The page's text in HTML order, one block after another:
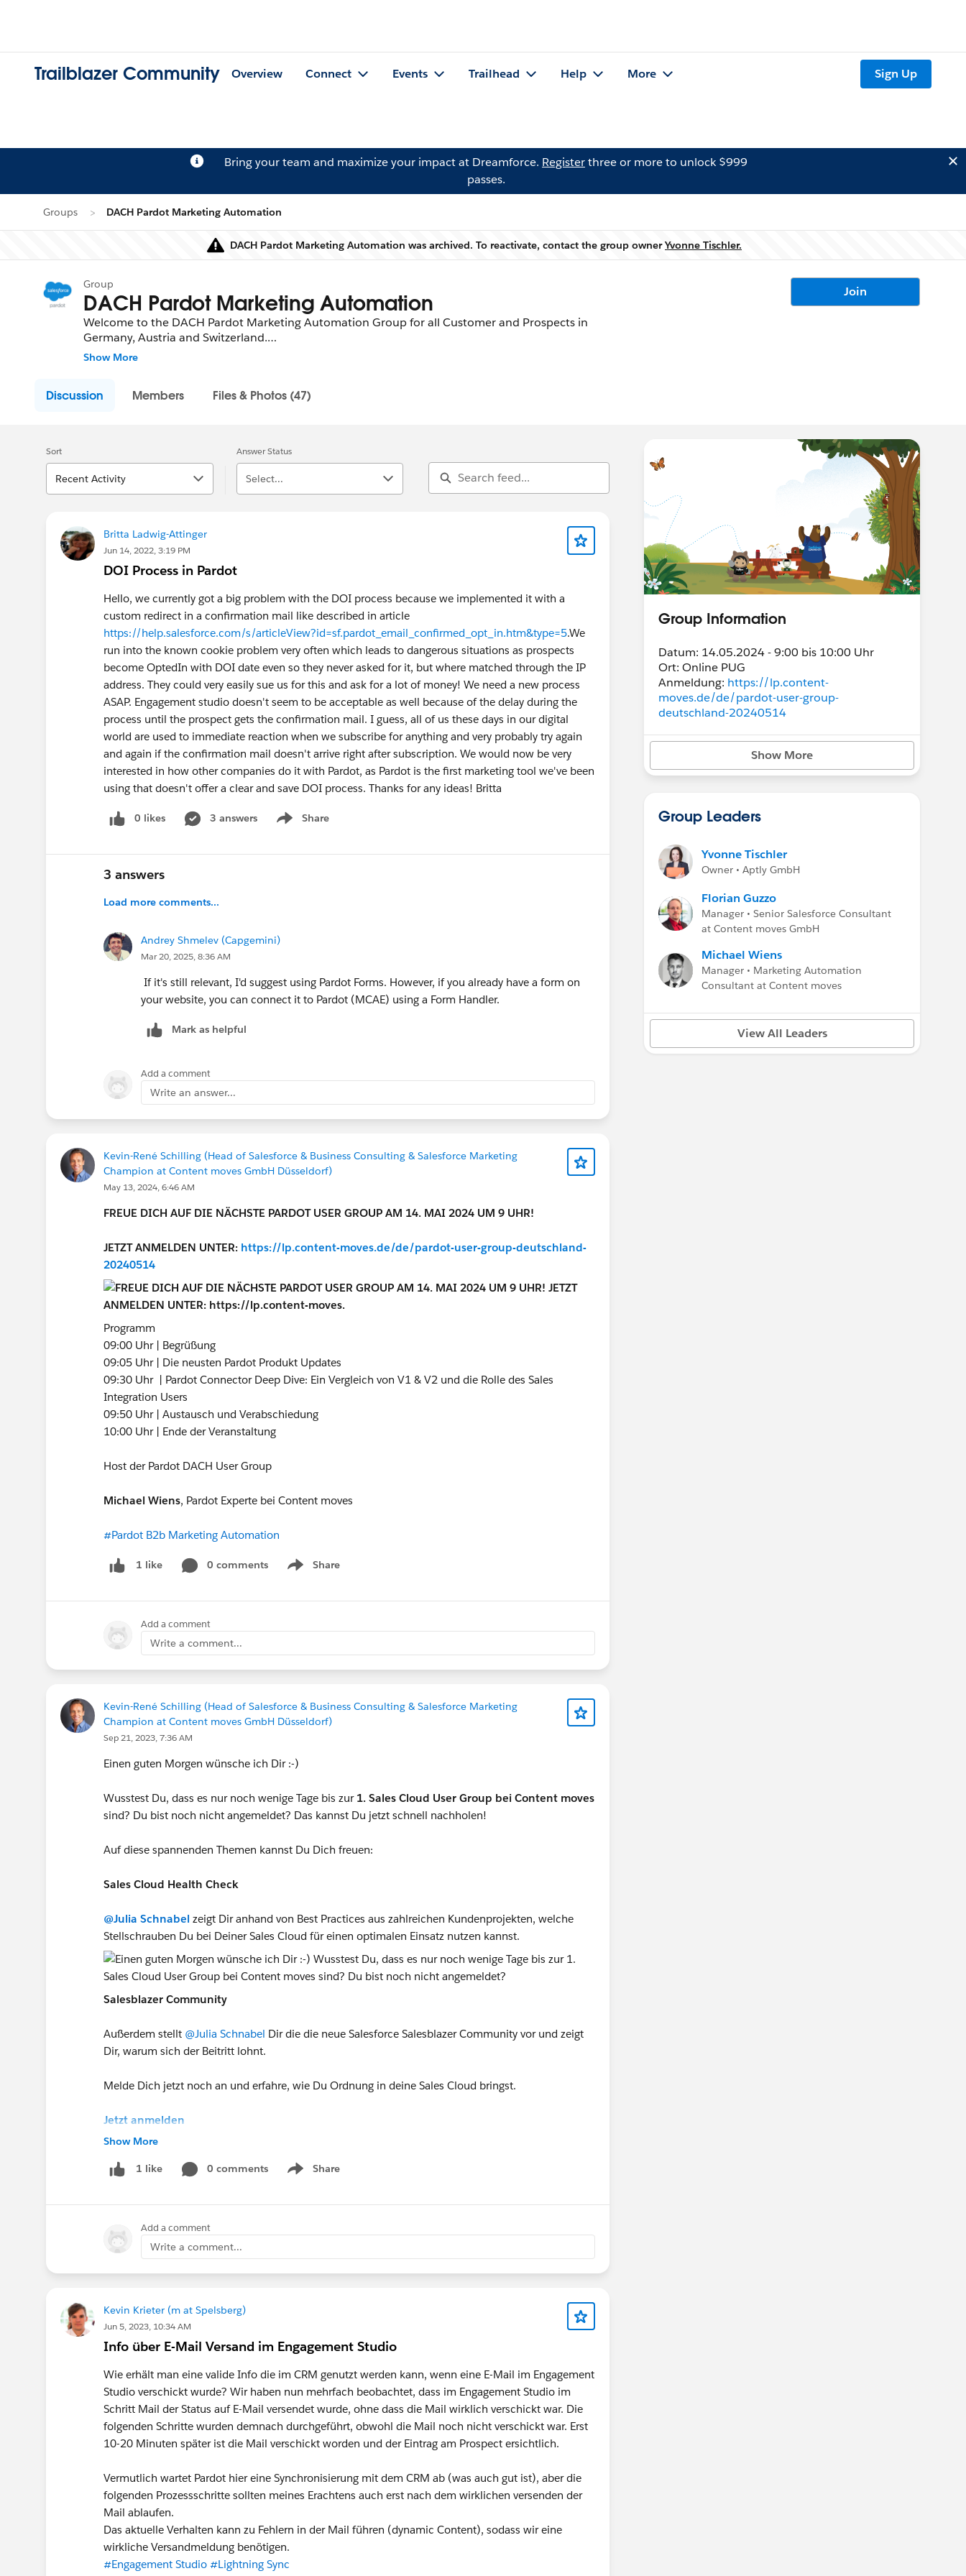
Trailblazer Community Overview Connect Events Trailhead Help More Sign Up
Bring your team and maximize your impact at Dreamforce. Registerthree or more to unlock $999
passes.
Groups DACH Pardot Marketing Automation
Warning
DACH Pardot Marketing Automation was archived. To reactivate, contact the group ownerYvonne Tischler.
Group
DACH Pardot Marketing Automation
Welcome to the DACH Pardot Marketing Automation Group for all Customer and Prospects in
Germany, Austria and Switzerland.
Show More
Join
Discussion Members Files & Photos (47)
Sort
Recent Activity
Answer Status
Select...
Britta Ladwig-Attinger
Jun 14, 2022, 3:19 PM
DOI Process in Pardot
Hello, we currently got a big problem with the DOI process because we implemented it with a
custom redirect in a confirmation mail like described in article
https://help.salesforce.com/s/articleView?id=sf.pardot_email_confirmed_opt_in.htm&type=5.We
run into the known cookie problem very often which leads to dangerous situations as prospects
become OptedIn with DOI date even so they never asked for it, but where matched through the IP
address. They could very easily sue us for this and ask for a lot of money! We need a new process
ASAP. Engagement studio doesn't seem to be acceptable as well because of the delay during the
process until the prospect gets the confirmation mail. I guess, all of us these days in our digital
world are used to immediate reaction when we subscribe for anything and very probably try again
and again if the confirmation mail doesn't arrive right after subscription. We would now be very
interested in how other companies do it with Pardot, as Pardot is the first marketing tool we've been
using that doesn't offer a clear and save DOI process. Thanks for any ideas! Britta
0 likes 3 answers Share
Show menu
3 answers
Load more comments...
Andrey Shmelev (Capgemini)
Mar 20, 2025, 8:36 AM
If it's still relevant, I'd suggest using Pardot Forms. However, if you already have a form on
your website, you can connect it to Pardot (MCAE) using a Form Handler.
Mark as helpful
Add a comment
Write an answer...
Kevin-René Schilling (Head of Salesforce & Business Consulting & Salesforce Marketing
Champion at Content moves GmbH Düsseldorf)
May 13, 2024, 6:46 AM
FREUE DICH AUF DIE NÄCHSTE PARDOT USER GROUP AM 14. MAI 2024 UM 9 UHR!
JETZT ANMELDEN UNTER: https://lp.content-moves.de/de/pardot-user-group-deutschland-
20240514
Programm
09:00 Uhr | Begrüßung
09:05 Uhr | Die neusten Pardot Produkt Updates
09:30 Uhr | Pardot Connector Deep Dive: Ein Vergleich von V1 & V2 und die Rolle des Sales
Integration Users
09:50 Uhr | Austausch und Verabschiedung
10:00 Uhr | Ende der Veranstaltung
Host der Pardot DACH User Group
Michael Wiens, Pardot Experte bei Content moves
#Pardot B2b Marketing Automation
1 like 0 comments Share
Show menu
Add a comment
Write a comment...
Kevin-René Schilling (Head of Salesforce & Business Consulting & Salesforce Marketing
Champion at Content moves GmbH Düsseldorf)
Sep 21, 2023, 7:36 AM
Einen guten Morgen wünsche ich Dir :-)
Wusstest Du, dass es nur noch wenige Tage bis zur 1. Sales Cloud User Group bei Content moves
sind? Du bist noch nicht angemeldet? Das kannst Du jetzt schnell nachholen!
Auf diese spannenden Themen kannst Du Dich freuen:
Sales Cloud Health Check
@Julia Schnabel zeigt Dir anhand von Best Practices aus zahlreichen Kundenprojekten, welche
Stellschrauben Du bei Deiner Sales Cloud für einen optimalen Einsatz nutzen kannst.
Salesblazer Community
Außerdem stellt @Julia Schnabel Dir die die neue Salesforce Salesblazer Community vor und zeigt
Dir, warum sich der Beitritt lohnt.
Melde Dich jetzt noch an und erfahre, wie Du Ordnung in deine Sales Cloud bringst.
Jetzt anmelden
Show More
1 like 0 comments Share
Show menu
Add a comment
Write a comment...
Kevin Krieter (m at Spelsberg)
Jun 5, 2023, 10:34 AM
Info über E-Mail Versand im Engagement Studio
Wie erhält man eine valide Info die im CRM genutzt werden kann, wenn eine E-Mail im Engagement
Studio verschickt wurde? Wir haben nun mehrfach beobachtet, dass im Engagement Studio im
Schritt Mail der Status auf E-Mail versendet wurde, ohne dass die Mail wirklich verschickt war. Die
folgenden Schritte wurden demnach durchgeführt, obwohl die Mail noch nicht verschickt war. Erst
10-20 Minuten später ist die Mail verschickt worden und der Eintrag am Prospect ersichtlich.
Vermutlich wartet Pardot hier eine Synchronisierung mit dem CRM ab (was auch gut ist), aber die
folgenden Prozessschritte sollten meines Erachtens auch erst nach dem wirklichen versenden der
Mail ablaufen.
Das aktuelle Verhalten kann zu Fehlern in der Mail führen (dynamic Content), sodass wir eine
wirkliche Versandmeldung benötigen.
#Engagement Studio #Lightning Sync
Group Information
Datum: 14.05.2024 - 9:00 bis 10:00 Uhr
Ort: Online PUG
Anmeldung: https://lp.content-
moves.de/de/pardot-user-group-
deutschland-20240514
Show More
Group Leaders
Yvonne Tischler
Owner • Aptly GmbH
Florian Guzzo
Manager • Senior Salesforce Consultant
at Content moves GmbH
Michael Wiens
Manager • Marketing Automation
Consultant at Content moves
View All Leaders